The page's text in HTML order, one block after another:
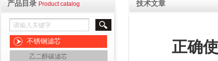
产品目录 Product catalog
不锈钢滤芯
乙二醇碳滤芯
技术文章
正确